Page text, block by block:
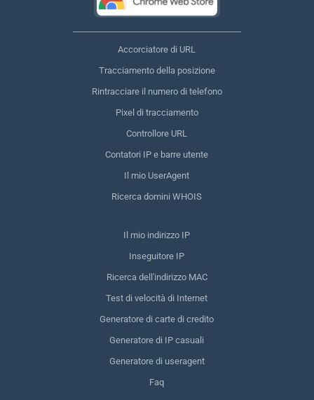
Accorciatore di URL
Tracciamento della posizione
Rintracciare il numero di telefono
Pixel di tracciamento
Controllore URL
Contatori IP e barre utente
Il mio UserAgent
Ricerca domini WHOIS
Il mio indirizzo IP
Inseguitore IP
Ricerca dell'indirizzo MAC
Test di velocità di Internet
Generatore di carte di credito
Generatore di IP casuali
Generatore di useragent
Faq